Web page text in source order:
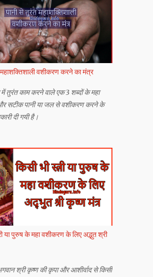
वशीकरण करने का मंत्र
तुरंत काम करने वाले एक 3 शब्दों के महा
सटीक पानी या जल से वशीकरण करने के
दी गयी है।
या पुरुष के महा वशीकरण के लिए अद्भुत श्री
श्री कृष्ण की कृपा और आशीर्वाद से किसी